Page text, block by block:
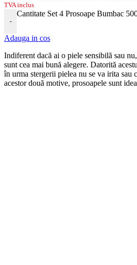
TVA inclus
-
Cantitate Set 4 Prosoape Bumbac
Adauga in cos
Indiferent dacă ai o piele sensibilă sau
sunt cea mai bună alegere. Datorită
în urma stergerii pielea nu se va irita sau
acestor două motive, prosoapele sunt